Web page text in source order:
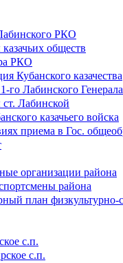
РКО
обществ
РКО
Кубанского казачества
го Лабинского
Лабинской
казачьего войска
приема в Гос.
организации района
района
план
с.п.
с.п.